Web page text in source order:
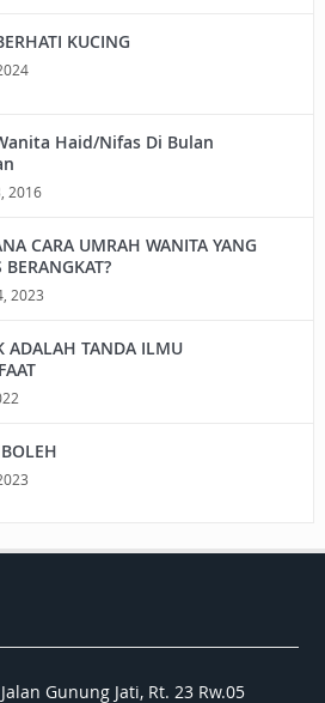
KUCING
Haid/Nifas Di Bulan
2016
CARA UMRAH WANITA YANG
BERANGKAT?
2023
ADALAH TANDA ILMU
Gunung Jati, Rt. 23 Rw.05